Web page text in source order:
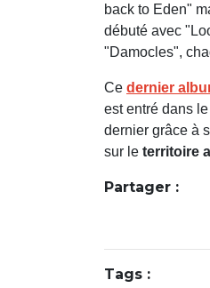
back to Eden"
débuté avec
"Damocles",
Ce dernier
est entré dans le
dernier grâce à
sur le territoire
Partager :
Tags :